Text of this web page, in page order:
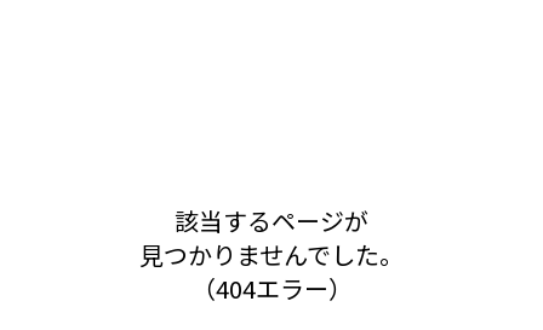
該当するページが
見つかりませんでした。
（404エラー）